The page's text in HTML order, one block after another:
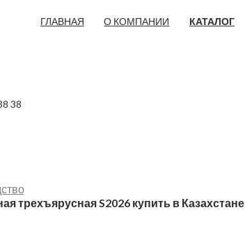
ГЛАВНАЯ О КОМПАНИИ КАТАЛОГ
38
трехъярусная S2026 купить в Казахстане